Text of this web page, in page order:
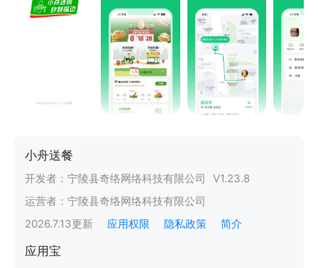
小舟送餐
开发者： 宁陵县奇络网络科技有限公司 V1.23.8
运营者： 宁陵县奇络网络科技有限公司
2026.7.13更新 应用权限 隐私政策 简介
应用宝